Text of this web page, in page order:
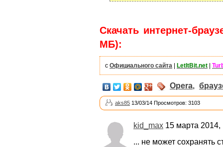
Скачать интернет-
МБ):
с Официального сайта LetItBit.net
Opera,
aks85 13/03/14 Просмотров: 3103
kid_max 15 марта 2014,
... не может сохранять